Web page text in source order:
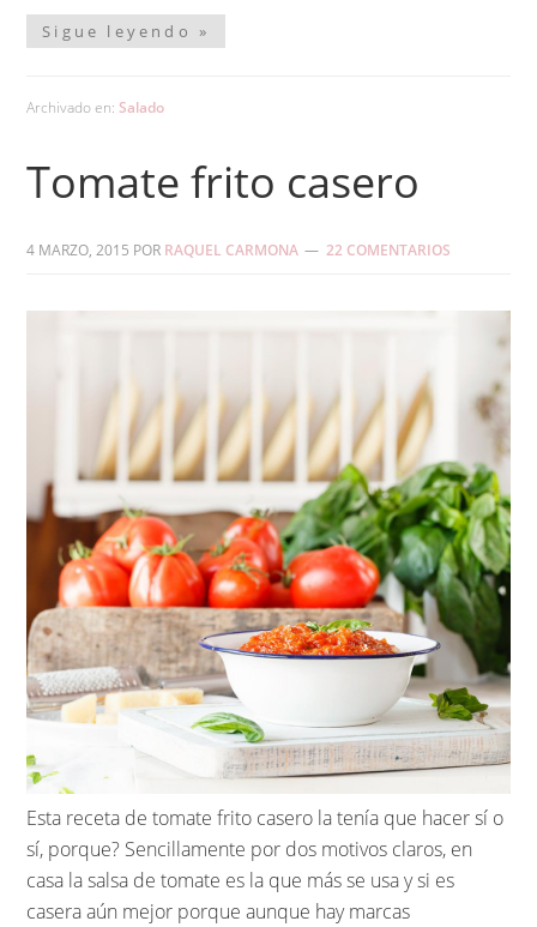
Sigue leyendo »
Archivado en: Salado
Tomate frito casero
4 MARZO, 2015 POR RAQUEL CARMONA 22 COMENTARIOS
Esta receta de tomate frito casero la tenía que hacer sí o
sí, porque? Sencillamente por dos motivos claros, en
casa la salsa de tomate es la que más se usa y si es
casera aún mejor porque aunque hay marcas